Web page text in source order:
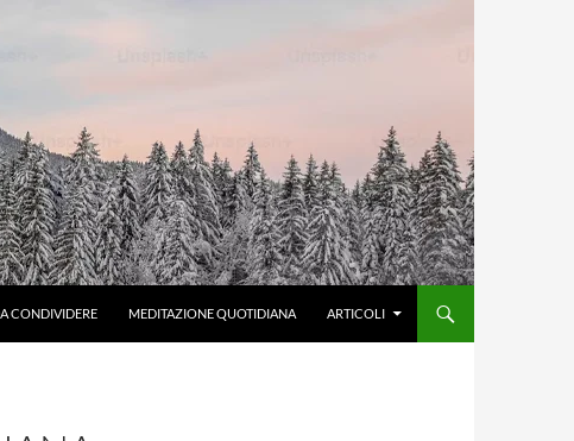
CONDIVIDERE MEDITAZIONE QUOTIDIANA ARTICOLI